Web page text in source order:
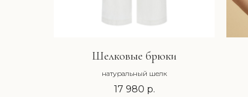
Шелковые брюки
натуральный шелк
17 980 р.